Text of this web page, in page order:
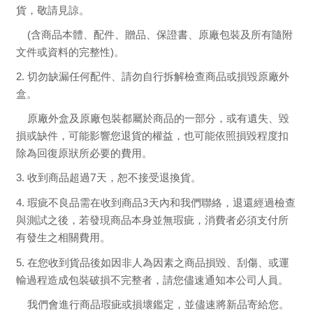
貨，敬請見諒。
(含商品本體、配件、贈品、保證書、原廠包裝及所有隨附
文件或資料的完整性)。
2. 切勿缺漏任何配件、請勿自行拆解檢查商品或損毀原廠外
盒。
原廠外盒及原廠包裝都屬於商品的一部分，或有遺失、毀
損或缺件，可能影響您退貨的權益，也可能依照損毀程度扣
除為回復原狀所必要的費用。
3. 收到商品超過7天，恕不接受退換貨。
4. 瑕疵不良品需在收到商品3天內和我們聯絡，退還經過檢查
與測試之後，若發現商品本身並無瑕疵，消費者必須支付所
有發生之相關費用。
5. 在您收到貨品後如因非人為因素之商品損毀、刮傷、或運
輸過程造成包裝破損不完整者，請您儘速通知本公司人員 。
我們會進行商品瑕疵或損壞鑑定，並儘速將新品寄給您。